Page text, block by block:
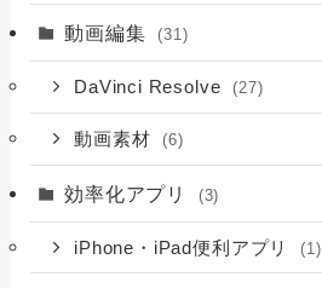
動画編集 (31)
DaVinci Resolve (27)
動画素材 (6)
効率化アプリ (3)
iPhone・iPad便利アプリ (1)